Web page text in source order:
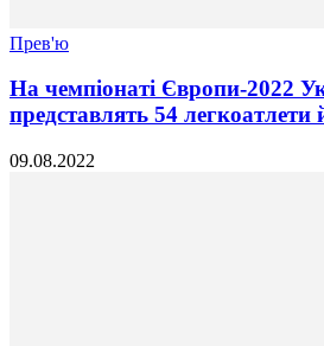
Прев'ю
На чемпіонаті Європи-2022
представлять 54 легкоатлети
09.08.2022